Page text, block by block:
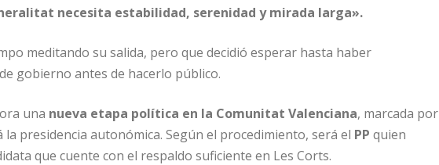
necesita estabilidad, serenidad y mirada larga».
meditando su salida, pero que decidió esperar hasta haber
gobierno antes de hacerlo público.
una nueva etapa política en la Comunitat Valenciana, marcada por
presidencia autonómica. Según el procedimiento, será el PP quien
que cuente con el respaldo suficiente en Les Corts.